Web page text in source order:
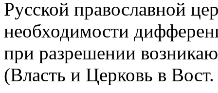
Русской православной
необходимости
при разрешении
(Власть и Церковь в